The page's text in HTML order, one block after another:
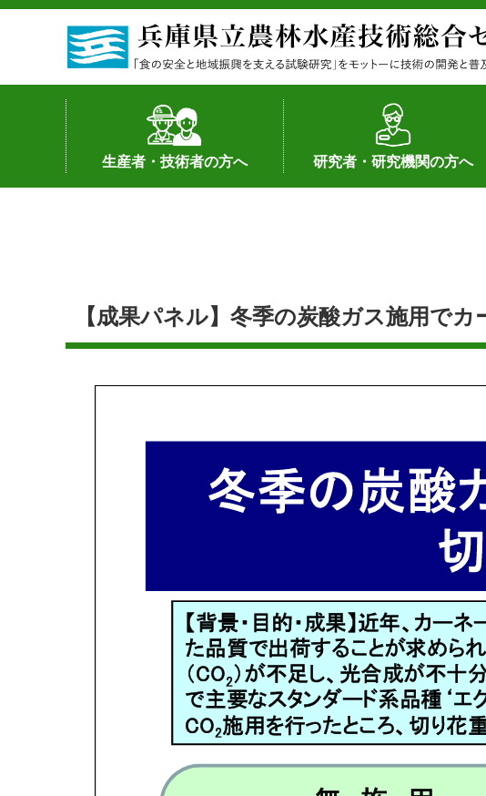
生産者・技術者の方へ
土地利用型作物
野菜
果樹・花き
加工・流通
経営･現地情報
環境病害虫
畜産
森林林業
水産
基幹種雄牛の紹介
研究者・研究機関の方へ
研究者の紹介
シーズ研究の成果
産学官連携
知的財産の保有状況（特許）
知的財産の保有状況（品種）
研究員の受入
研究活動不正行為への対応
公的研究資金への対応
【成果パネル】冬季の炭酸ガス施用で